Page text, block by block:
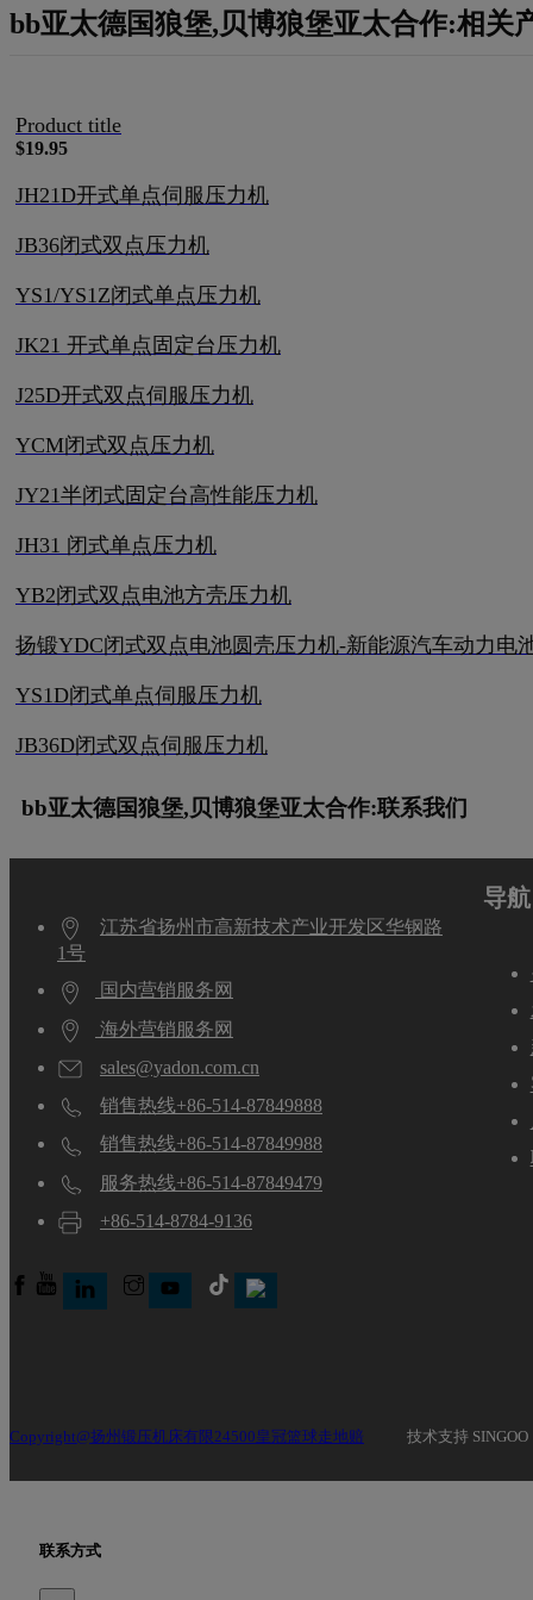
bb亚太德国狼堡,贝博狼堡亚太合作:相关
Product title
$19.95
JH21D开式单点伺服压力机
JB36闭式双点压力机
YS1/YS1Z闭式单点压力机
JK21 开式单点固定台压力机
J25D开式双点伺服压力机
YCM闭式双点压力机
JY21半闭式固定台高性能压力机
JH31 闭式单点压力机
YB2闭式双点电池方壳压力机
扬锻YDC闭式双点电池圆壳压力机-新能源汽车动力电
YS1D闭式单点伺服压力机
JB36D闭式双点伺服压力机
bb亚太德国狼堡,贝博狼堡亚太合作:联系我们
江苏省扬州市高新技术产业开发区华钢路
1号
国内营销服务网
海外营销服务网
sales@yadon.com.cn
销售热线+86-514-87849888
销售热线+86-514-87849988
服务热线+86-514-87849479
+86-514-8784-9136
导航
Copyright@扬州锻压机床有限24500皇冠篮球走地赔 技术支持 SINGOO
联系方式